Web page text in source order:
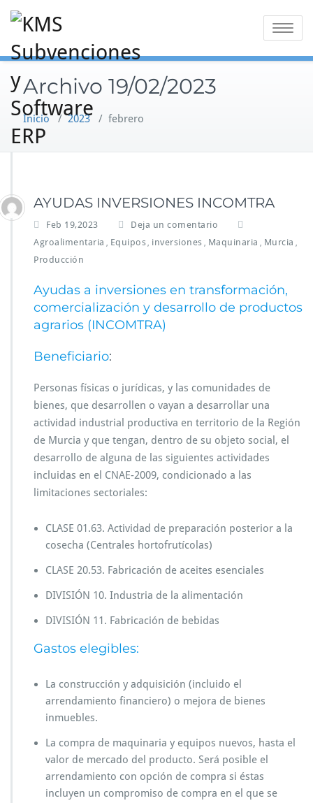
contenido
Alternar
Archivo 19/02/2023
Inicio/2023/ febrero
AYUDAS INVERSIONES INCOMTRA
Feb 19,2023
Deja un comentario
Agroalimentaria
Equipos inversiones Maquinaria Murcia
Producción
Ayudas a inversiones en transformación,
comercialización y desarrollo de productos
agrarios (INCOMTRA)
Beneficiario:
Personas físicas o jurídicas, y las comunidades de
bienes, que desarrollen o vayan a desarrollar una
actividad industrial productiva en territorio de la Región
de Murcia y que tengan, dentro de su objeto social, el
desarrollo de alguna de las siguientes actividades
incluidas en el CNAE-2009, condicionado a las
limitaciones sectoriales:
CLASE 01.63. Actividad de preparación posterior a la
cosecha (Centrales hortofrutícolas)
CLASE 20.53. Fabricación de aceites esenciales
DIVISIÓN 10. Industria de la alimentación
DIVISIÓN 11. Fabricación de bebidas
Gastos elegibles:
La construcción y adquisición (incluido el
arrendamiento financiero) o mejora de bienes
inmuebles.
La compra de maquinaria y equipos nuevos, hasta el
valor de mercado del producto. Será posible el
arrendamiento con opción de compra si éstas
incluyen un compromiso de compra en el que se